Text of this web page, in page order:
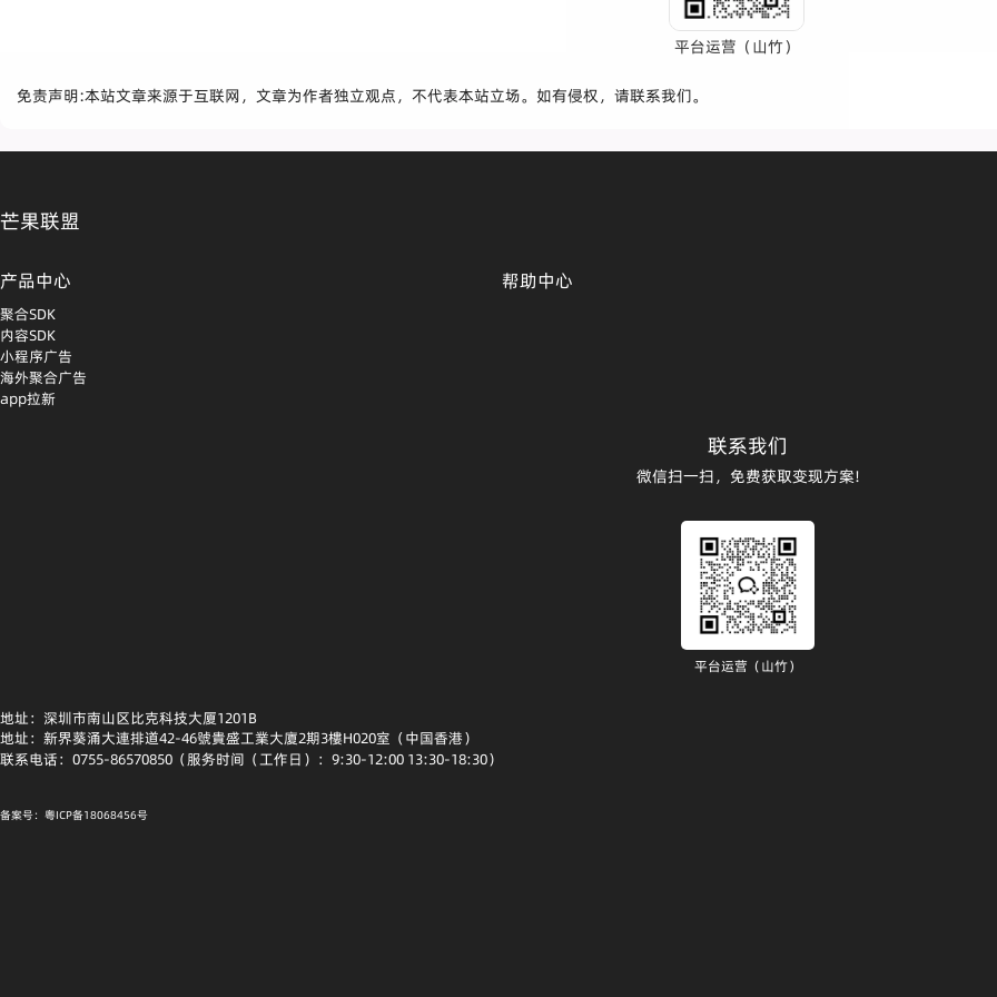
平台运营（山竹）
免责声明:本站文章来源于互联网，文章为作者独立观点，不代表本站立场。如有侵权，请联系我们。
芒果联盟
产品中心
聚合SDK
内容SDK
小程序广告
海外聚合广告
app拉新
帮助中心
联系我们
微信扫一扫，免费获取变现方案!
平台运营（山竹）
地址：深圳市南山区比克科技大厦1201B
地址：新界葵涌大連排道42-46號貴盛工業大廈2期3樓H020室（中国香港）
联系电话：0755-86570850（服务时间（工作日）：9:30-12:00 13:30-18:30）
备案号：粤ICP备18068456号